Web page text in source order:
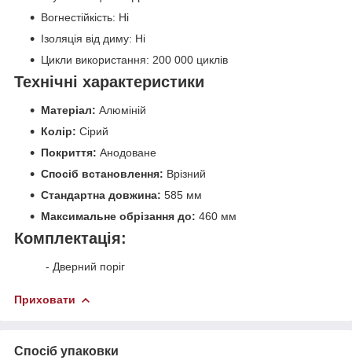
Вогнестійкість: Ні
Ізоляція від диму: Ні
Цикли використання: 200 000 циклів
Технічні характеристики
Матеріал: Алюміній
Колір: Сірий
Покриття: Анодоване
Спосіб встановлення: Врізний
Стандартна довжина: 585 мм
Максимальне обрізання до: 460 мм
Комплектація:
- Дверний поріг
Приховати
Спосіб упаковки